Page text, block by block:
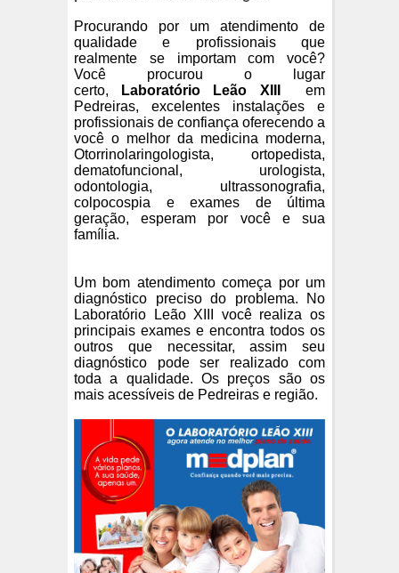
Procurando por um atendimento de
qualidade e profissionais que
realmente se importam com você?
Você procurou o lugar
certo,
Laboratório Leão XIII
em
Pedreiras, excelentes instalações e
profissionais de confiança oferecendo a
você o melhor da medicina moderna,
Otorrinolaringologista, ortopedista,
dematofuncional, urologista,
odontologia, ultrassonografia,
colpocospia e exames de última
geração, esperam por você e sua
família.
Um bom atendimento começa por um
diagnóstico preciso do problema. No
Laboratório Leão XIII você realiza os
principais exames e encontra todos os
outros que necessitar, assim seu
diagnóstico pode ser realizado com
toda a qualidade. Os preços são os
mais acessíveis de Pedreiras e região.